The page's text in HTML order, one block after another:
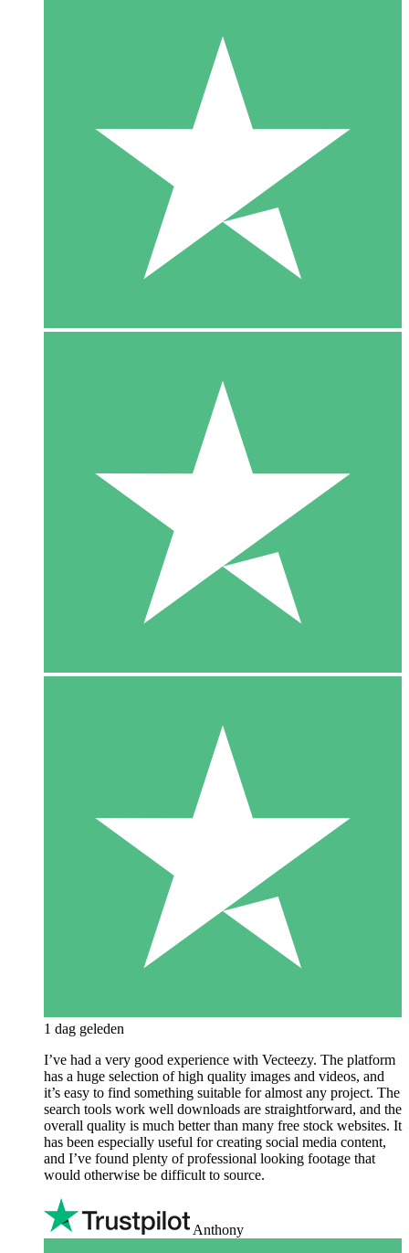
1 dag geleden
I’ve had a very good experience with Vecteezy. The platform
has a huge selection of high quality images and videos, and
it’s easy to find something suitable for almost any project. The
search tools work well downloads are straightforward, and the
overall quality is much better than many free stock websites. It
has been especially useful for creating social media content,
and I’ve found plenty of professional looking footage that
would otherwise be difficult to source.
Anthony